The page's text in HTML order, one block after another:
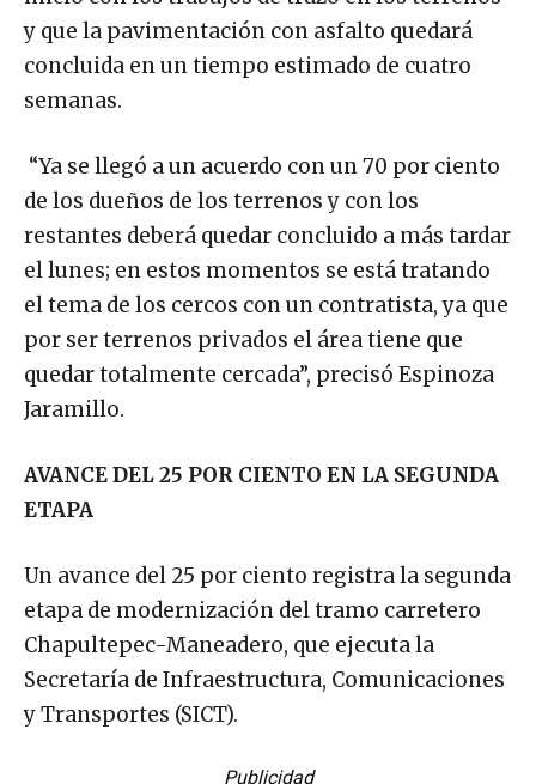
y que la pavimentación con asfalto quedará
concluida en un tiempo estimado de cuatro
semanas.
“Ya se llegó a un acuerdo con un 70 por ciento
de los dueños de los terrenos y con los
restantes deberá quedar concluido a más tardar
el lunes; en estos momentos se está tratando
el tema de los cercos con un contratista, ya que
por ser terrenos privados el área tiene que
quedar totalmente cercada”, precisó Espinoza
Jaramillo.
AVANCE DEL 25 POR CIENTO EN LA SEGUNDA
ETAPA
Un avance del 25 por ciento registra la segunda
etapa de modernización del tramo carretero
Chapultepec-Maneadero, que ejecuta la
Secretaría de Infraestructura, Comunicaciones
y Transportes (SICT).
Publicidad